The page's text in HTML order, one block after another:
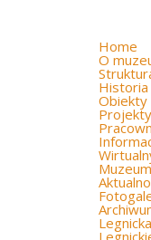
Home
O
Historia
Obiekty
Projekty